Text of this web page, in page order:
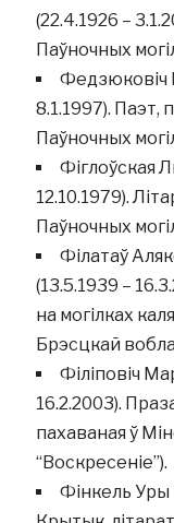
(22.4.1926 –
Паўночных
Федзюковіч
8.1.1997). Паэт,
Паўночных
Фіглоўская
12.10.1979).
Паўночных
Філатаў
(13.5.1939 –
на могілках
Брэсцкай
Філіповіч
16.2.2003).
пахаваная ў
“Воскресеніе”).
Фінкель Уры